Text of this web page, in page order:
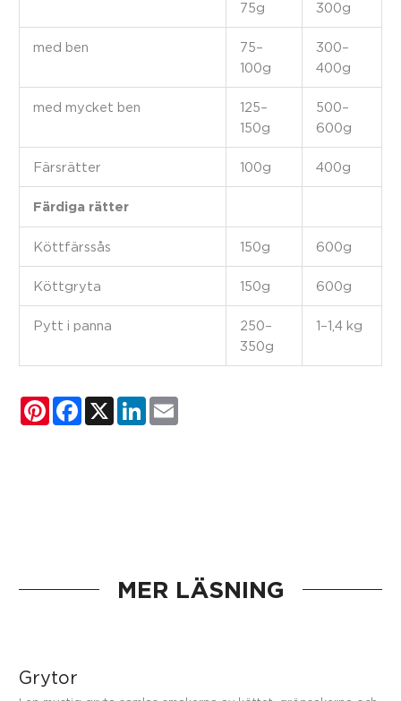
75g
300g
med ben
75–
100g
300–
400g
med mycket ben
125–
150g
500–
600g
Färsrätter 100g 400g
Färdiga rätter
Köttfärssås 150g 600g
Köttgryta 150g 600g
Pytt i panna
250–
350g
1–1,4 kg
PinterestFacebook
X LinkedIn
MER LÄSNING
Grytor